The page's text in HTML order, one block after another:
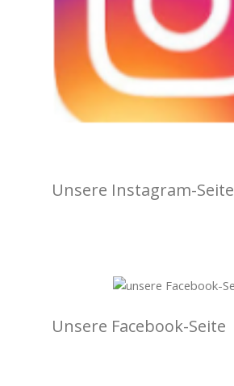
Unsere Instagram-Seite
Unsere Facebook-Seite